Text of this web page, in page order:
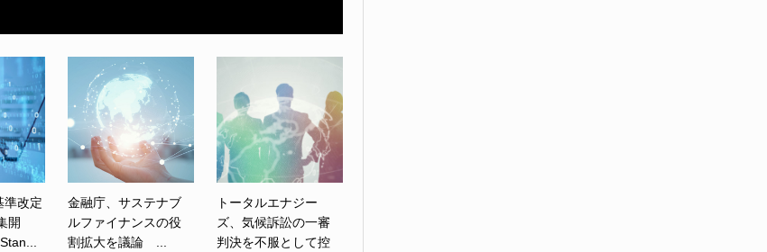
準改定
開
金融庁、サステナブ
ルファイナンスの役
割拡大を議論 ...
トータルエナジー
ズ、気候訴訟の一審
判決を不服として控